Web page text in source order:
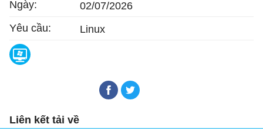
Ngày:
02/07/2026
Yêu cầu:
Linux
Liên kết tải về